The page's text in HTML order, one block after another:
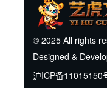
© 2025 All rights
Designed &
沪ICP备11015150